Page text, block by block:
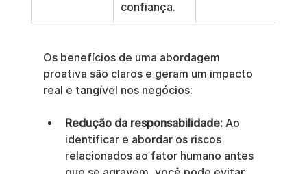
confiança.
Os benefícios de uma abordagem
proativa são claros e geram um impacto
real e tangível nos negócios:
Redução da responsabilidade: Ao
identificar e abordar os riscos
relacionados ao fator humano antes